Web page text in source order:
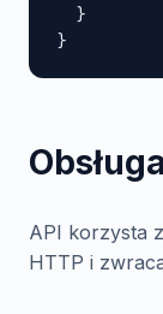
  }
}
API korzysta
HTTP i